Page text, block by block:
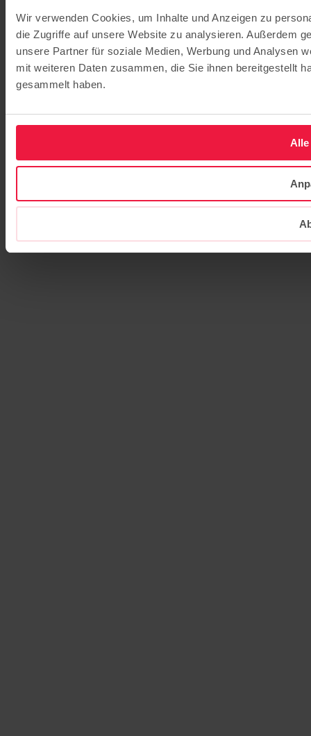
Wir verwenden Cookies, um Inhalte und Anzeigen zu
die Zugriffe auf unsere Website zu analysieren. Außerdem
unsere Partner für soziale Medien, Werbung und Analysen
mit weiteren Daten zusammen, die Sie ihnen bereitgestellt
gesammelt haben.
Alle